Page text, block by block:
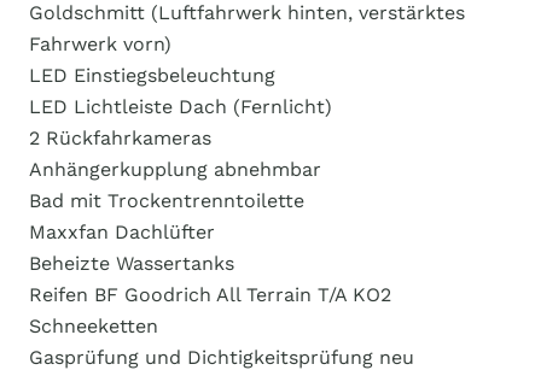
Goldschmitt (Luftfahrwerk hinten, verstärktes
Fahrwerk vorn)
LED Einstiegsbeleuchtung
LED Lichtleiste Dach (Fernlicht)
2 Rückfahrkameras
Anhängerkupplung abnehmbar
Bad mit Trockentrenntoilette
Maxxfan Dachlüfter
Beheizte Wassertanks
Reifen BF Goodrich All Terrain T/A KO2
Schneeketten
Gasprüfung und Dichtigkeitsprüfung neu